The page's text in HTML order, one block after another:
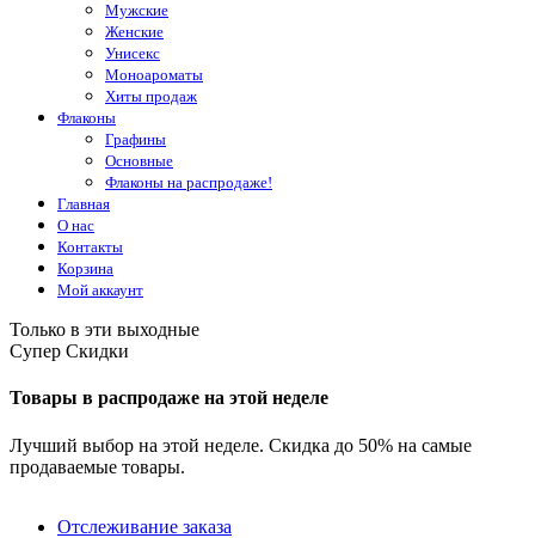
Мужские
Женские
Унисекс
Моноароматы
Хиты продаж
Флаконы
Графины
Основные
Флаконы на распродаже!
Главная
О нас
Контакты
Корзина
Мой аккаунт
Только в эти выходные
Супер Скидки
Товары в распродаже на этой неделе
Лучший выбор на этой неделе. Скидка до 50% на самые
продаваемые товары.
Отслеживание заказа